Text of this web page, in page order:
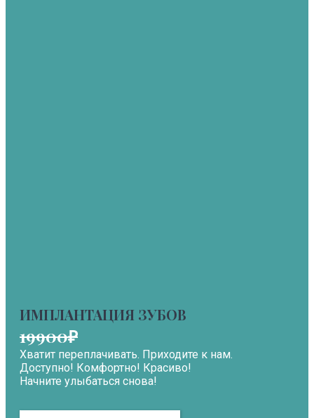
ИМПЛАНТАЦИЯ ЗУБОВ
19900₽
Хватит переплачивать. Приходите к нам.
Доступно! Комфортно! Красиво!
Начните улыбаться снова!